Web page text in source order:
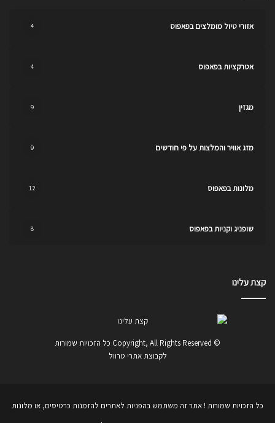
אזורי טיול מומלצים בפאפוס 4
אטרקציות בפאפוס 4
מגזין 9
מזג אוויר והמלצות על פי חודשים 9
מלונות בפאפוס 12
שופניג וקניות בפאפוס 8
קצת עלינו
© Copyright, All Rights Reserved כל הזכויות שמורות
לקבוצת אתרי טרוול
כל הזכויות שמורות ! אתר זה משתמש בהפניות לאתרים להזמנות כרטיסים, או מלונות